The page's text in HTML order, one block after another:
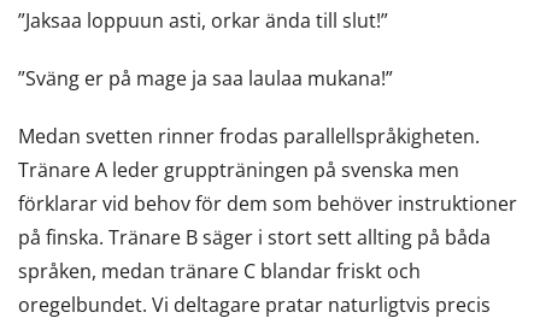
”Jaksaa loppuun asti, orkar ända till slut!”
”Sväng er på mage ja saa laulaa mukana!”
Medan svetten rinner frodas parallellspråkigheten.
Tränare A leder gruppträningen på svenska men
förklarar vid behov för dem som behöver instruktioner
på finska. Tränare B säger i stort sett allting på båda
språken, medan tränare C blandar friskt och
oregelbundet. Vi deltagare pratar naturligtvis precis